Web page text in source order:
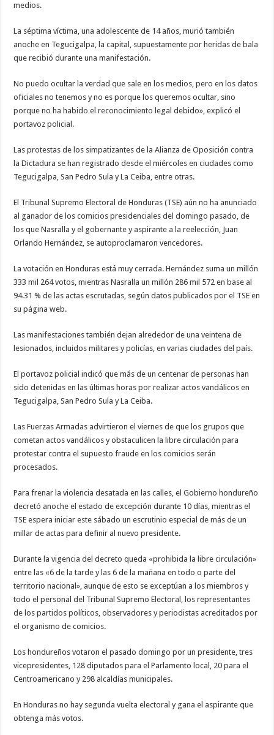
medios.
La séptima víctima, una adolescente de 14 años, murió también
anoche en Tegucigalpa, la capital, supuestamente por heridas de bala
que recibió durante una manifestación.
No puedo ocultar la verdad que sale en los medios, pero en los datos
oficiales no tenemos y no es porque los queremos ocultar, sino
porque no ha habido el reconocimiento legal debido», explicó el
portavoz policial.
Las protestas de los simpatizantes de la Alianza de Oposición contra
la Dictadura se han registrado desde el miércoles en ciudades como
Tegucigalpa, San Pedro Sula y La Ceiba, entre otras.
El Tribunal Supremo Electoral de Honduras (TSE) aún no ha anunciado
al ganador de los comicios presidenciales del domingo pasado, de
los que Nasralla y el gobernante y aspirante a la reelección, Juan
Orlando Hernández, se autoproclamaron vencedores.
La votación en Honduras está muy cerrada. Hernández suma un millón
333 mil 264 votos, mientras Nasralla un millón 286 mil 572 en base al
94.31 % de las actas escrutadas, según datos publicados por el TSE en
su página web.
Las manifestaciones también dejan alrededor de una veintena de
lesionados, incluidos militares y policías, en varias ciudades del país.
El portavoz policial indicó que más de un centenar de personas han
sido detenidas en las últimas horas por realizar actos vandálicos en
Tegucigalpa, San Pedro Sula y La Ceiba.
Las Fuerzas Armadas advirtieron el viernes de que los grupos que
cometan actos vandálicos y obstaculicen la libre circulación para
protestar contra el supuesto fraude en los comicios serán
procesados.
Para frenar la violencia desatada en las calles, el Gobierno hondureño
decretó anoche el estado de excepción durante 10 días, mientras el
TSE espera iniciar este sábado un escrutinio especial de más de un
millar de actas para definir al nuevo presidente.
Durante la vigencia del decreto queda «prohibida la libre circulación»
entre las «6 de la tarde y las 6 de la mañana en todo o parte del
territorio nacional», aunque de esto se exceptúan a los miembros y
todo el personal del Tribunal Supremo Electoral, los representantes
de los partidos políticos, observadores y periodistas acreditados por
el organismo de comicios.
Los hondureños votaron el pasado domingo por un presidente, tres
vicepresidentes, 128 diputados para el Parlamento local, 20 para el
Centroamericano y 298 alcaldías municipales.
En Honduras no hay segunda vuelta electoral y gana el aspirante que
obtenga más votos.